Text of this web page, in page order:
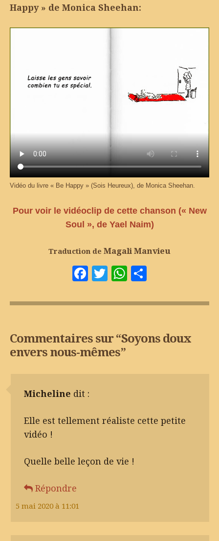
Happy » de Monica Sheehan:
Vidéo du livre « Be Happy » (Sois Heureux), de Monica Sheehan.
Pour voir le vidéoclip de cette chanson (« New
Soul », de Yael Naim)
Traduction de Magali Manvieu
Facebook
Twitter
WhatsApp
Commentaires sur “Soyons doux
envers nous-mêmes”
Micheline dit :
5 mai 2020 à 11:01
Elle est tellement réaliste cette petite
vidéo !
Quelle belle leçon de vie !
Répondre